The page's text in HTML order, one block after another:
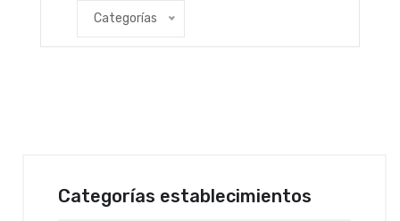
Categorías
Categorías establecimientos